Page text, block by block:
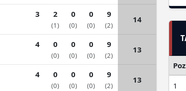
3 2
(1)
0
(0)
0
(0)
9
(2)
14
4 0
(0)
0
(0)
0
(0)
9
(2)
13
4 0
(0)
0
(0)
0
(0)
9
(2)
13
Poz
1